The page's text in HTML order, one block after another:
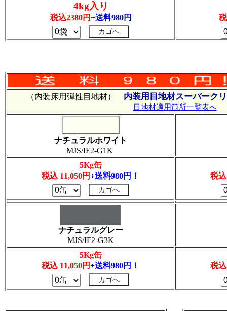
（内装床用弾性目地材） 内装用目地材スーパーク
目地材適用箇所一覧表へ
ナチュラルホワイト
MJS/IF2-G1K
5Kg缶
税込 11,050円+送料980円！ 税
ナチュラルグレー
MJS/IF2-G3K
5Kg缶
税込 11,050円+送料980円！ 税
4kg入り
税込2380円+送料980円